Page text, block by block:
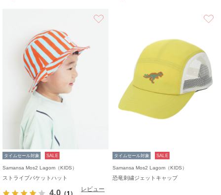
タイムセール対象 SALE
Samansa Mos2 Lagom（KIDS）
ストライプバケットハット
4.0
レビュー
タイムセール対象 SALE
Samansa Mos2 Lagom（KIDS）
恐竜刺繍ジェットキャップ